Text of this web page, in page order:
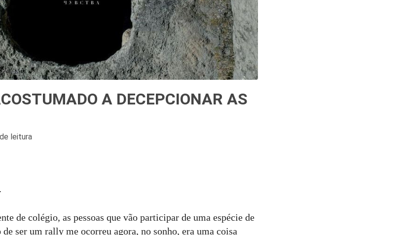
A DECEPCIONAR AS
leitura
de colégio, as pessoas que vão participar de uma espécie de
ser um rally me ocorreu agora, no sonho, era uma coisa